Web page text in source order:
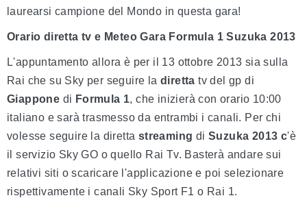
laurearsi campione del Mondo in questa gara!
Orario diretta tv e Meteo Gara Formula 1 Suzuka 2013
L'appuntamento allora è per il 13 ottobre 2013 sia sulla
Rai che su Sky per seguire la diretta tv del gp di
Giappone di Formula 1, che inizierà con orario 10:00
italiano e sarà trasmesso da entrambi i canali. Per chi
volesse seguire la diretta streaming diSuzuka 2013 c'è
il servizio Sky GO o quello Rai Tv. Basterà andare sui
relativi siti o scaricare l'applicazione e poi selezionare
rispettivamente i canali Sky Sport F1 o Rai 1.